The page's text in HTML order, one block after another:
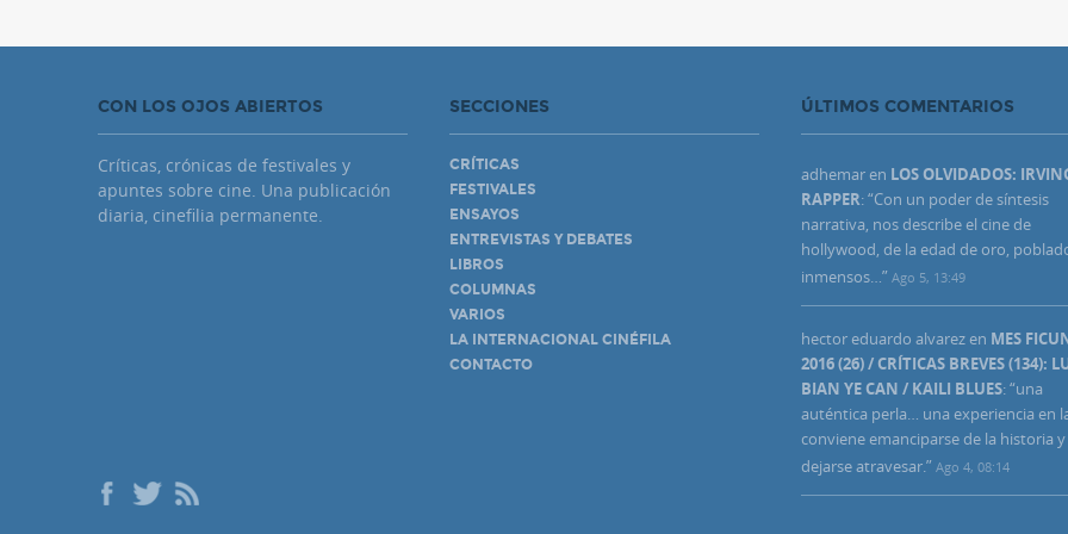
CON LOS OJOS ABIERTOS
Críticas, crónicas de festivales y
apuntes sobre cine. Una publicación
diaria, cinefilia permanente.
SECCIONES
CRÍTICAS
FESTIVALES
ENSAYOS
ENTREVISTAS Y DEBATES
LIBROS
COLUMNAS
VARIOS
LA INTERNACIONAL CINÉFILA
CONTACTO
ÚLTIMOS COMENTARIOS
adhemaren LOS OLVIDADOS:
RAPPER: “Con un poder de síntesis
narrativa, nos describe el cine de
hollywood, de la edad de oro,
inmensos…” Ago 5, 13:49
hector eduardo alvarezen MES
2016 (26) / CRÍTICAS BREVES (134):
BIAN YE CAN / KAILI BLUES: “una
auténtica perla… una experiencia en
conviene emanciparse de la historia y
dejarse atravesar.” Ago 4, 08:14